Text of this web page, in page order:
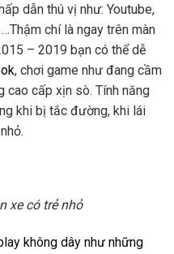
dẫn thú vị như: Youtube,
chí là ngay trên màn
– 2019 bạn có thể dễ
, chơi game như đang cầm
cao cấp xịn sò. Tính năng
khi bị tắc đường, khi lái
xe có trẻ nhỏ
không dây như những